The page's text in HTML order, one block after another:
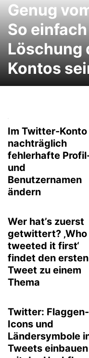
Genug
So
Löschung
Kontos
Im Twitter-Konto
nachträglich
fehlerhafte
und
Benutzernamen
ändern
Wer hat’s zuerst
getwittert? ‚Who
tweeted it first‘
findet den ersten
Tweet zu einem
Thema
Twitter: Flaggen-
Icons und
Ländersymbole
Tweets einbauen